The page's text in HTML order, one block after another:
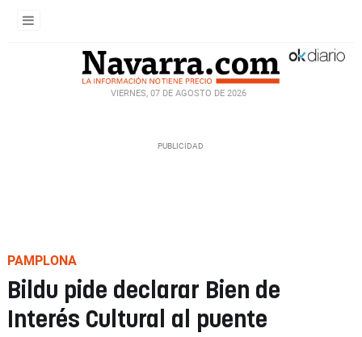
VIERNES, 07 DE AGOSTO DE 2026
PAMPLONA
Bildu pide declarar Bien de
Interés Cultural al puente